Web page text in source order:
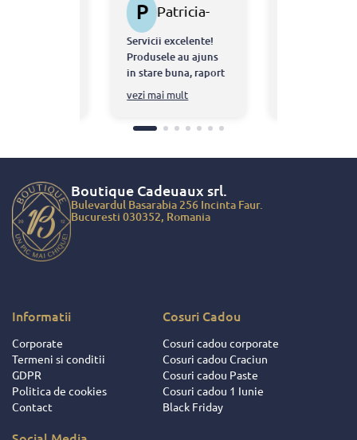
nu doar
faptul ca am
de cadouri
ce au fost
salariatilor si
dat dovada
acestei
facute
sa ne
P
Patricia-
STERESCU
Servicii excelente!
Produsele au ajuns
in stare buna, raport
bun calitate pret, si
livrare foarte rapida!
vezi mai mult
Boutique Cadeuaux srl.
Bulevardul Basarabia 256 Incinta Faur.
Bucuresti 030352, Romania
Informatii
Corporate
Termeni si conditii
GDPR
Politica de cookies
Contact
Cosuri Cadou
Cosuri cadou corporate
Cosuri cadou Craciun
Cosuri cadou Paste
Cosuri cadou 1 Iunie
Black Friday